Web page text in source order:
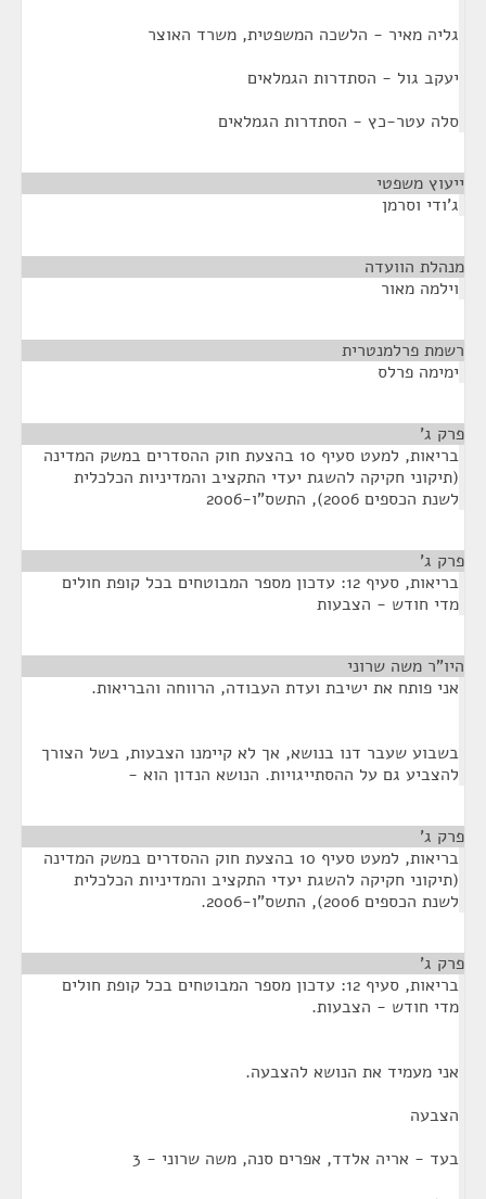
גליה מאיר - הלשכה המשפטית, משרד האוצר
יעקב גול - הסתדרות הגמלאים
סלה עטר-כץ - הסתדרות הגמלאים
ייעוץ משפטי
ג'ודי וסרמן
מנהלת הוועדה
וילמה מאור
רשמת פרלמנטרית
ימימה פרלס
פרק ג'
בריאות, למעט סעיף 10 בהצעת חוק ההסדרים במשק המדינה
(תיקוני חקיקה להשגת יעדי התקציב והמדיניות הכלכלית
לשנת הכספים 2006), התשס"ו-2006
פרק ג'
בריאות, סעיף 12: עדכון מספר המבוטחים בכל קופת חולים
מדי חודש - הצבעות
היו"ר משה שרוני
אני פותח את ישיבת ועדת העבודה, הרווחה והבריאות.
בשבוע שעבר דנו בנושא, אך לא קיימנו הצבעות, בשל הצורך
להצביע גם על ההסתייגויות. הנושא הנדון הוא -
פרק ג'
בריאות, למעט סעיף 10 בהצעת חוק ההסדרים במשק המדינה
(תיקוני חקיקה להשגת יעדי התקציב והמדיניות הכלכלית
לשנת הכספים 2006), התשס"ו-2006.
פרק ג'
בריאות, סעיף 12: עדכון מספר המבוטחים בכל קופת חולים
מדי חודש - הצבעות.
אני מעמיד את הנושא להצבעה.
הצבעה
בעד - אריה אלדד, אפרים סנה, משה שרוני - 3